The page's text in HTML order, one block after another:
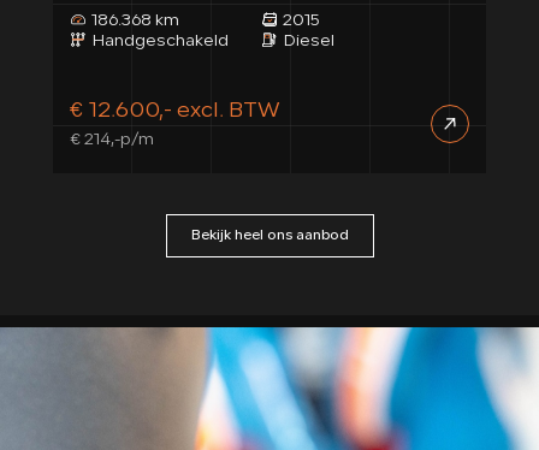
186.368 km
2015
Handgeschakeld
Diesel
€ 12.600,- excl. BTW
€ 214,-p/m
Bekijk heel ons aanbod